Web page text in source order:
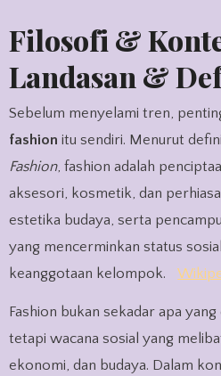
Filosofi &
Landasan &
Sebelum menyelami tren,
fashion itu sendiri. Menurut
Fashion, fashion adalah
aksesori, kosmetik, dan
estetika budaya, serta
yang mencerminkan status
keanggotaan kelompok.
Fashion bukan sekadar apa
tetapi wacana sosial yang
ekonomi, dan budaya. Dalam